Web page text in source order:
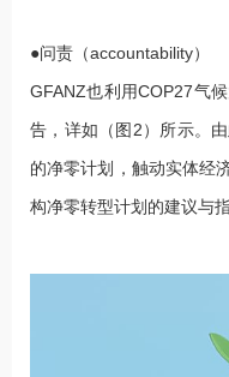
●问责（accountability）
GFANZ也利用COP27气
告，详如（图2）所示。
的净零计划，触动实体经
构净零转型计划的建议与